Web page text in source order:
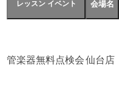
管楽器無料点検会仙台店